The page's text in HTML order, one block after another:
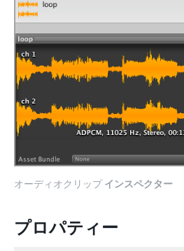
オーディオクリップインスペクター
プロパティー